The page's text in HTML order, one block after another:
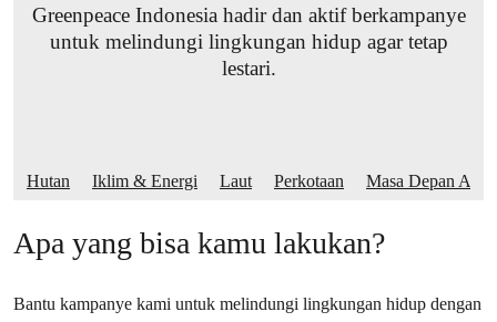
Greenpeace Indonesia hadir dan aktif berkampanye
untuk melindungi lingkungan hidup agar tetap
lestari.
Hutan Iklim & Energi Laut Perkotaan Masa Depan
Apa yang bisa kamu lakukan?
Bantu kampanye kami untuk melindungi lingkungan hidup dengan